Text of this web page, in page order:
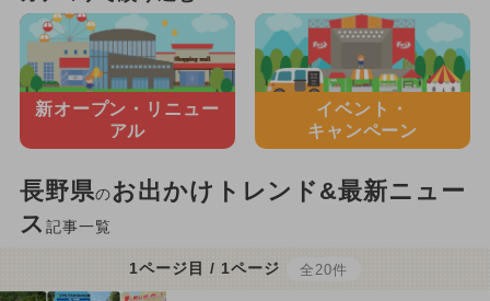
新オープン・ リニュー
アル
イベント・
キャンペーン
長野県のお出かけトレンド&最新ニュー
ス 記事一覧
1ページ目 / 1ページ 全20件